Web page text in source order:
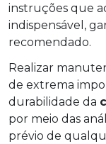
instruções que
indispensável,
recomendado.
Realizar
de extrema
durabilidade da
por meio das
prévio de